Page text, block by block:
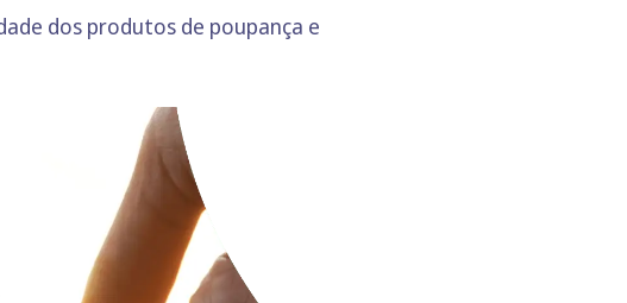
dos produtos de poupança e